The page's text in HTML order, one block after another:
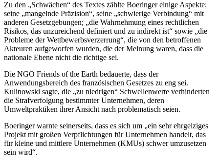
Zu den „Schwächen“ des Textes zählte Boeringer einige Aspekte;
seine „mangelnde Präzision“, seine „schwierige Verbindung“ mit
anderen Gesetzgebungen; „die Wahrnehmung eines rechtlichen
Risikos, das unzureichend definiert und zu indirekt ist“ sowie „die
Probleme der Wettbewerbsverzerrung“, die von den betroffenen
Akteuren aufgeworfen wurden, die der Meinung waren, dass die
nationale Ebene nicht die richtige sei.
Die NGO Friends of the Earth bedauerte, dass der
Anwendungsbereich des französischen Gesetzes zu eng sei.
Kulinowski sagte, die „zu niedrigen“ Schwellenwerte verhinderten
die Strafverfolgung bestimmter Unternehmen, deren
Umweltpraktiken ihrer Ansicht nach problematisch seien.
Boeringer warnte seinerseits, dass es sich um „ein sehr ehrgeiziges
Projekt mit großen Verpflichtungen für Unternehmen handelt, das
für kleine und mittlere Unternehmen (KMUs) schwer umzusetzen
sein wird“.